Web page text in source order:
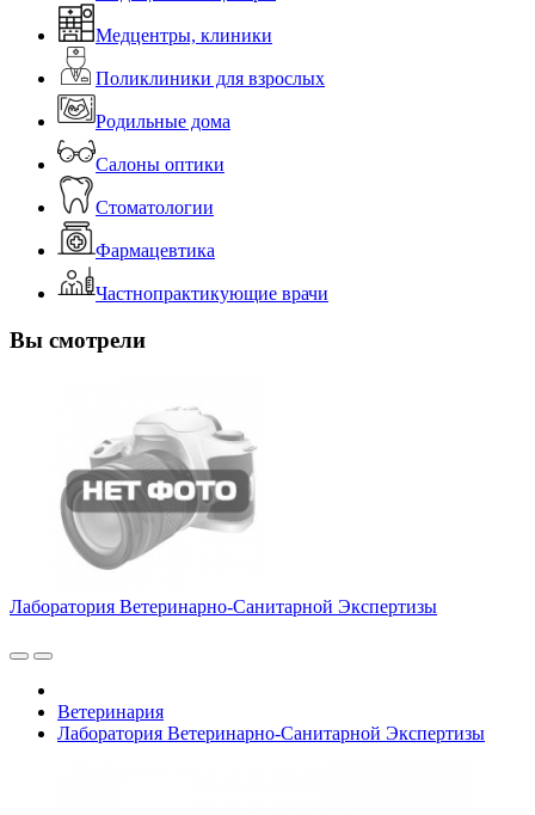
Медцентры, клиники
Поликлиники для взрослых
Родильные дома
Салоны оптики
Стоматологии
Фармацевтика
Частнопрактикующие врачи
Вы смотрели
Лаборатория Ветеринарно-Санитарной Экспертизы
Ветеринария
Лаборатория Ветеринарно-Санитарной Экспертизы